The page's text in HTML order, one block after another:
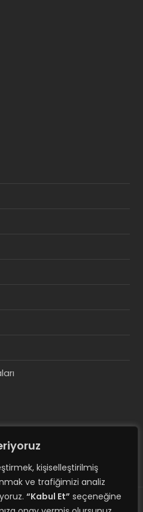
kişiselleştirilmiş
ve trafiğimizi analiz
“Kabul Et” seçeneğine